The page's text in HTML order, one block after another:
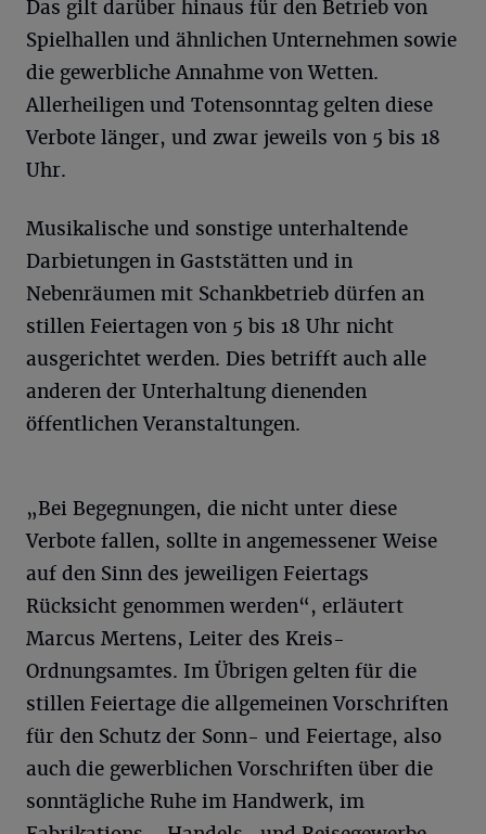
Das gilt darüber hinaus für den Betrieb von
Spielhallen und ähnlichen Unternehmen sowie
die gewerbliche Annahme von Wetten.
Allerheiligen und Totensonntag gelten diese
Verbote länger, und zwar jeweils von 5 bis 18
Uhr.
Musikalische und sonstige unterhaltende
Darbietungen in Gaststätten und in
Nebenräumen mit Schankbetrieb dürfen an
stillen Feiertagen von 5 bis 18 Uhr nicht
ausgerichtet werden. Dies betrifft auch alle
anderen der Unterhaltung dienenden
öffentlichen Veranstaltungen.
„Bei Begegnungen, die nicht unter diese
Verbote fallen, sollte in angemessener Weise
auf den Sinn des jeweiligen Feiertags
Rücksicht genommen werden“, erläutert
Marcus Mertens, Leiter des Kreis-
Ordnungsamtes. Im Übrigen gelten für die
stillen Feiertage die allgemeinen Vorschriften
für den Schutz der Sonn- und Feiertage, also
auch die gewerblichen Vorschriften über die
sonntägliche Ruhe im Handwerk, im